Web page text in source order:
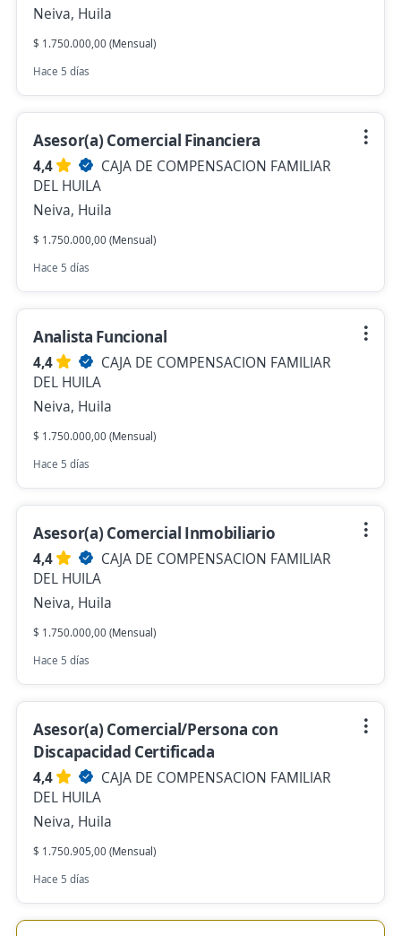
Neiva, Huila
$ 1.750.000,00 (Mensual)
Hace 5 días
Asesor(a) Comercial Financiera
4,4
CAJA DE COMPENSACION FAMILIAR
DEL HUILA
Neiva, Huila
$ 1.750.000,00 (Mensual)
Hace 5 días
Analista Funcional
4,4
CAJA DE COMPENSACION FAMILIAR
DEL HUILA
Neiva, Huila
$ 1.750.000,00 (Mensual)
Hace 5 días
Asesor(a) Comercial Inmobiliario
4,4
CAJA DE COMPENSACION FAMILIAR
DEL HUILA
Neiva, Huila
$ 1.750.000,00 (Mensual)
Hace 5 días
Asesor(a) Comercial/Persona con
Discapacidad Certificada
4,4
CAJA DE COMPENSACION FAMILIAR
DEL HUILA
Neiva, Huila
$ 1.750.905,00 (Mensual)
Hace 5 días